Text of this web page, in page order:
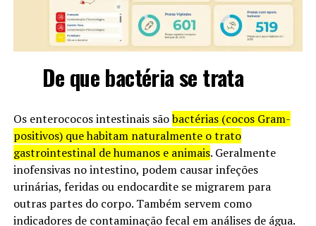
De que bactéria se trata
Os enterococos intestinais sãobactérias (cocos Gram-
positivos) que habitam naturalmente o trato
gastrointestinal de humanos e animais. Geralmente
inofensivas no intestino, podem causar infeções
urinárias, feridas ou endocardite se migrarem para
outras partes do corpo. Também servem como
indicadores de contaminação fecal em análises de água.